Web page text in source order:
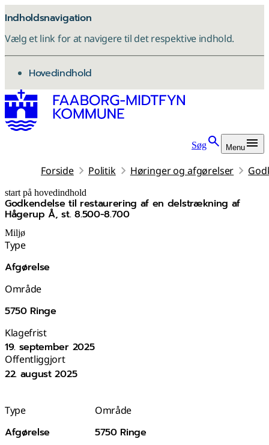
Indholdsnavigation
Vælg et link for at navigere til det respektive indhold.
gå til
Hovedindhold
Søg Menu
Forside Politik Høringer og afgørelser
start på hovedindhold
Godkendelse til restaurering af en delstrækning af
Hågerup Å, st. 8.500-8.700
senest opdateret 3. december 2025
Miljø
Type
Afgørelse
Område
5750 Ringe
Klagefrist
19. september 2025
Offentliggjort
22. august 2025
Type
Afgørelse
Område
5750 Ringe